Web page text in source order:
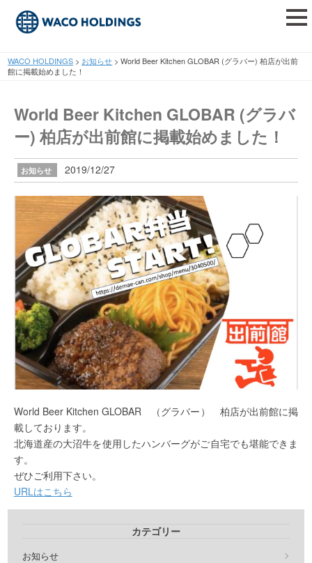
WACO HOLDINGS > お知らせ >World Beer Kitchen GLOBAR (グラバー) 柏店が出前
館に掲載始めました！
World Beer Kitchen GLOBAR (グラバ
ー) 柏店が出前館に掲載始めました！
お知らせ 2019/12/27
World Beer Kitchen GLOBAR （グラバー） 柏店が出前館に掲
載しております。
北海道産の大沼牛を使用したハンバーグがご自宅でも堪能できま
す。
ぜひご利用下さい。
URLはこちら
カテゴリー
お知らせ